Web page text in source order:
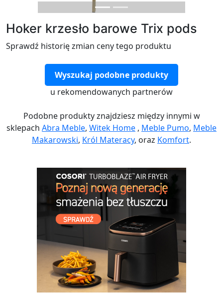
Hoker krzesło barowe Trix pods
Sprawdź historię zmian ceny tego produktu
Wyszukaj podobne produkty
u rekomendowanych partnerów
Podobne produkty znajdziesz między innymi w
sklepach Abra Meble, Witek Home , Meble Pumo, Meble
Makarowski, Król Materacy, oraz Komfort.